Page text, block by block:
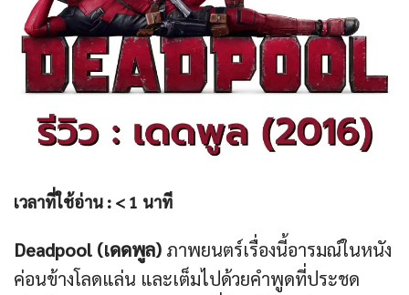
เวลาที่ใช้อ่าน : < 1 นาที
Deadpool (เดดพูล) ภาพยนตร์เรื่องนี้อารมณ์ในหนัง
ค่อนข้างโลดแล่น และเต็มไปด้วยคำพูดที่ประชด